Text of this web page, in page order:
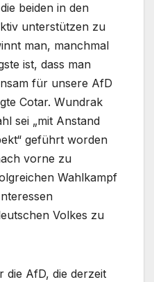
beiden in den
unterstützen zu
man, manchmal
ist, dass man
für unsere AfD
Cotar. Wundrak
sei „mit Anstand
geführt worden
vorne zu
Wahlkampf
Volkes zu
die AfD, die derzeit